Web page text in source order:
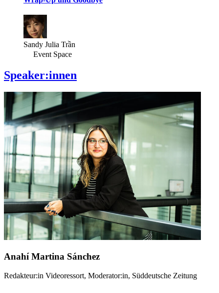
Sandy Julia Trần
Event Space
Speaker:innen
Anahí Martina Sánchez
Redakteur:in Videoressort, Moderator:in, Süddeutsche Zeitung